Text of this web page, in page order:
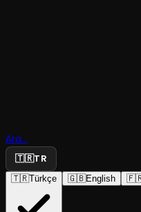
Ara...
🇹🇷TR
🇹🇷Türkçe 🇬🇧English